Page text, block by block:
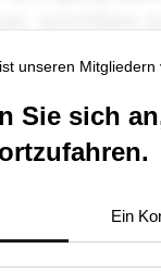
unseren Mitgliedern
Sie sich
Ein